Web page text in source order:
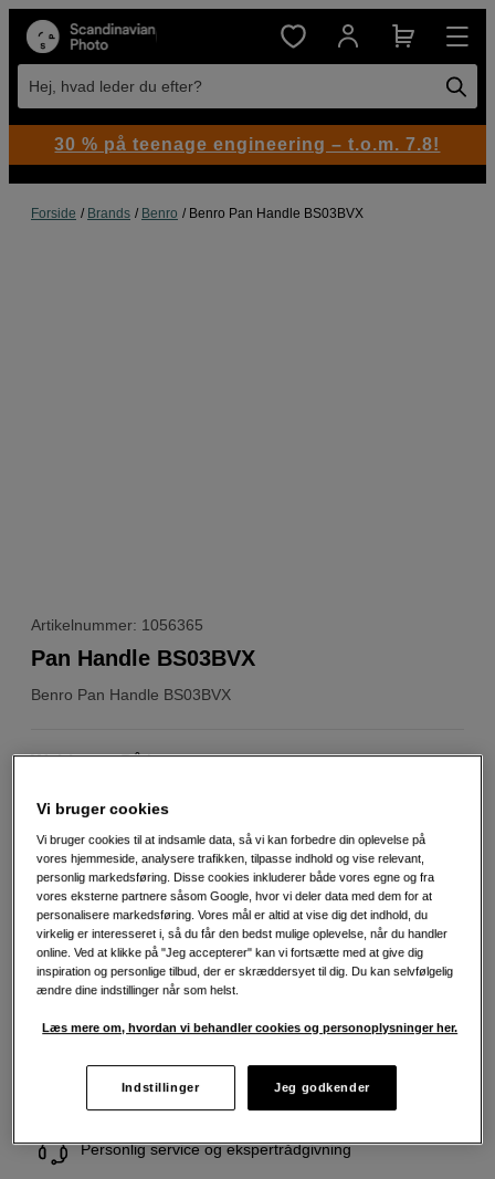
Hej, hvad leder du efter?
Forside Brands Benro Benro Pan Handle BS03BVX
Artikelnummer: 1056365
Benro Pan Handle BS03BVX
Pan Handle BS03BVX
Weblager:På lager
279 DKK
Læg i indkøbskurv
30 dages returret
Personlig service og ekspertrådgivning
30 % på teenage engineering – t.o.m. 7.8!
Vi bruger cookies
Vi bruger cookies til at indsamle data, så vi kan forbedre din oplevelse på
vores hjemmeside, analysere trafikken, tilpasse indhold og vise relevant,
personlig markedsføring. Disse cookies inkluderer både vores egne og fra
vores eksterne partnere såsom Google, hvor vi deler data med dem for at
personalisere markedsføring. Vores mål er altid at vise dig det indhold, du
virkelig er interesseret i, så du får den bedst mulige oplevelse, når du handler
online. Ved at klikke på "Jeg accepterer" kan vi fortsætte med at give dig
inspiration og personlige tilbud, der er skræddersyet til dig. Du kan selvfølgelig
ændre dine indstillinger når som helst.
Læs mere om, hvordan vi behandler cookies og personoplysninger her.
Indstillinger Jeg godkender